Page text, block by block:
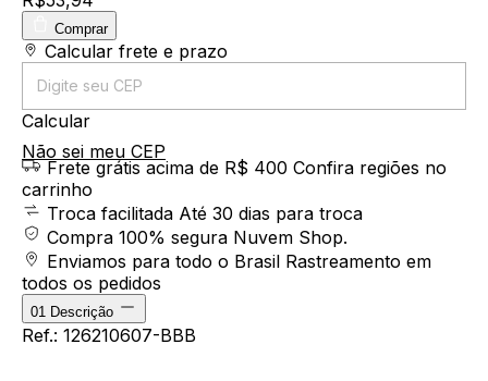
Comprar
Entregas para o CEP:
Calcular frete e prazo
Calcular
Não sei meu CEP
Frete grátis acima de R$ 400 Confira regiões no
carrinho
Troca facilitada Até 30 dias para troca
Compra 100% segura Nuvem Shop.
Enviamos para todo o Brasil Rastreamento em
todos os pedidos
01 Descrição
Ref.: 126210607-BBB